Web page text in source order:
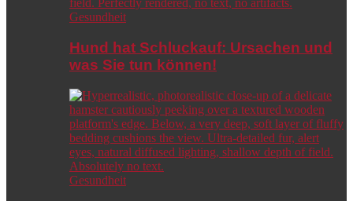
Gesundheit
Hund hat Schluckauf: Ursachen und
was Sie tun können!
Gesundheit